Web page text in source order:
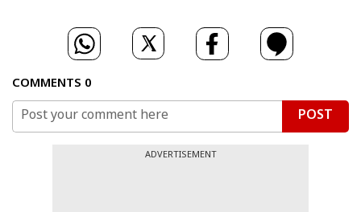
COMMENTS 0
POST
ADVERTISEMENT